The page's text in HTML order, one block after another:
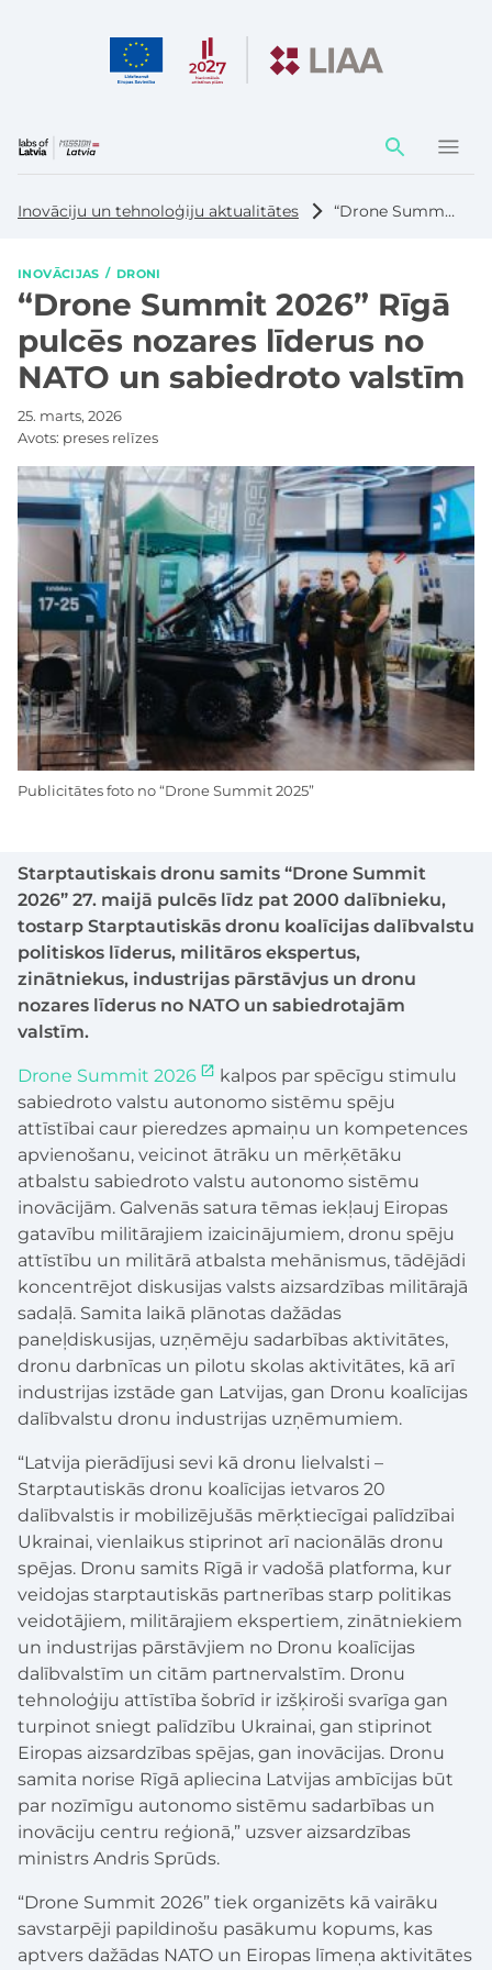
Darbības
elementi
Inovāciju un tehnoloģiju aktualitātes “Drone Summit 2026” Rīgā pulcēs nozares līderus no NATO un sabiedroto valstīm
INOVĀCIJAS DRONI
“Drone Summit 2026” Rīgā
pulcēs nozares līderus no
NATO un sabiedroto valstīm
25. marts, 2026
Avots: preses relīzes
Starptautiskais dronu samits “Drone Summit
2026” 27. maijā pulcēs līdz pat 2000 dalībnieku,
tostarp Starptautiskās dronu koalīcijas dalībvalstu
politiskos līderus, militāros ekspertus,
zinātniekus, industrijas pārstāvjus un dronu
nozares līderus no NATO un sabiedrotajām
valstīm.
Drone Summit 2026
kalpos par spēcīgu stimulu
sabiedroto valstu autonomo sistēmu spēju
attīstībai caur pieredzes apmaiņu un kompetences
apvienošanu, veicinot ātrāku un mērķētāku
atbalstu sabiedroto valstu autonomo sistēmu
inovācijām. Galvenās satura tēmas iekļauj Eiropas
gatavību militārajiem izaicinājumiem, dronu spēju
attīstību un militārā atbalsta mehānismus, tādējādi
koncentrējot diskusijas valsts aizsardzības militārajā
sadaļā. Samita laikā plānotas dažādas
paneļdiskusijas, uzņēmēju sadarbības aktivitātes,
dronu darbnīcas un pilotu skolas aktivitātes, kā arī
industrijas izstāde gan Latvijas, gan Dronu koalīcijas
dalībvalstu dronu industrijas uzņēmumiem.
“Latvija pierādījusi sevi kā dronu lielvalsti –
Starptautiskās dronu koalīcijas ietvaros 20
dalībvalstis ir mobilizējušās mērķtiecīgai palīdzībai
Ukrainai, vienlaikus stiprinot arī nacionālās dronu
spējas. Dronu samits Rīgā ir vadošā platforma, kur
veidojas starptautiskās partnerības starp politikas
veidotājiem, militārajiem ekspertiem, zinātniekiem
un industrijas pārstāvjiem no Dronu koalīcijas
dalībvalstīm un citām partnervalstīm. Dronu
tehnoloģiju attīstība šobrīd ir izšķiroši svarīga gan
turpinot sniegt palīdzību Ukrainai, gan stiprinot
Eiropas aizsardzības spējas, gan inovācijas. Dronu
samita norise Rīgā apliecina Latvijas ambīcijas būt
par nozīmīgu autonomo sistēmu sadarbības un
inovāciju centru reģionā,” uzsver aizsardzības
ministrs Andris Sprūds.
“Drone Summit 2026” tiek organizēts kā vairāku
savstarpēji papildinošu pasākumu kopums, kas
aptvers dažādas NATO un Eiropas līmeņa aktivitātes
Publicitātes foto no “Drone Summit 2025”